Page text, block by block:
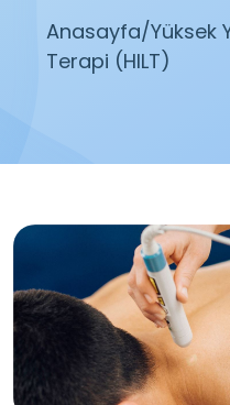
Anasayfa/Yüksek
Terapi (HILT)